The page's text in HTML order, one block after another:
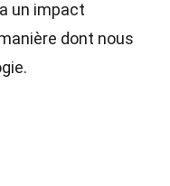
un impact
dont nous